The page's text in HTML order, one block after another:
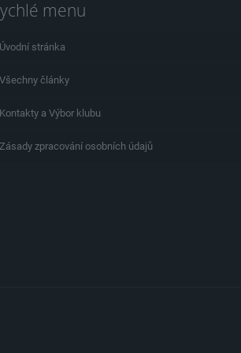
menu
stránka
články
a Výbor klubu
zpracování osobních údajů